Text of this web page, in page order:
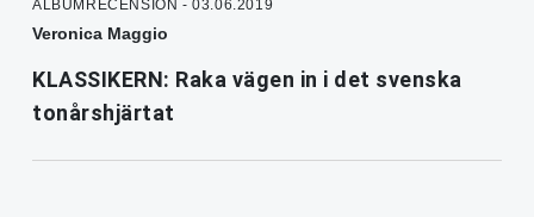
ALBUMRECENSION - 03.06.2019
Veronica Maggio
KLASSIKERN: Raka vägen in i det svenska
tonårshjärtat